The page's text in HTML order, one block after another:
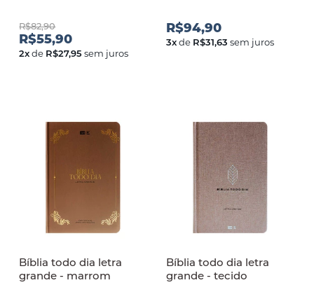
R$82,90
R$55,90
2xde R$27,95sem juros
R$94,90
3xde R$31,63 sem juros
Bíblia todo dia letra
grande - marrom
Bíblia todo dia letra
grande - tecido